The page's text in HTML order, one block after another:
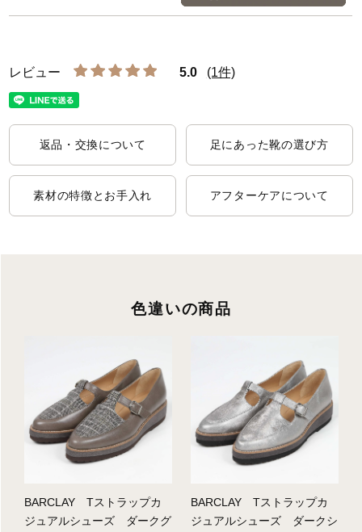
5.0 (1件)
返品・交換について 足にあった靴の選び方
素材の特徴とお手入れ アフターケアについて
色違いの商品
BARCLAY Tストラップカ
ジュアルシューズ ダークグ
BARCLAY Tストラップカ
ジュアルシューズ ダークシ